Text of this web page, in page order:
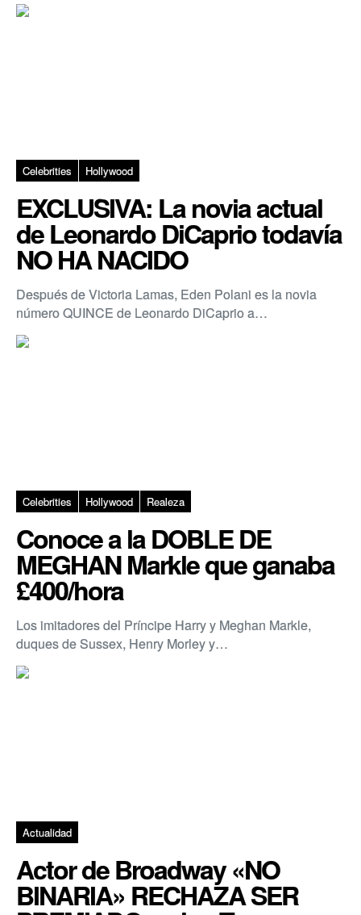
Celebrities Hollywood
EXCLUSIVA: La novia actual
de Leonardo DiCaprio todavía
NO HA NACIDO
Después de Victoria Lamas, Eden Polani es la novia
número QUINCE de Leonardo DiCaprio a…
Celebrities Hollywood Realeza
Conoce a la DOBLE DE
MEGHAN Markle que ganaba
£400/hora
Los imitadores del Príncipe Harry y Meghan Markle,
duques de Sussex, Henry Morley y…
Actualidad
Actor de Broadway «NO
BINARIA» RECHAZA SER